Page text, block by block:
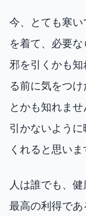
今、とても寒
を着て、必要
邪を引くかも
る前に気をつ
とかも知れま
引かないよう
くれると思いま
人は誰でも、
最高の利得であ